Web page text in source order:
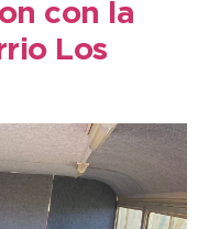
con la
Los